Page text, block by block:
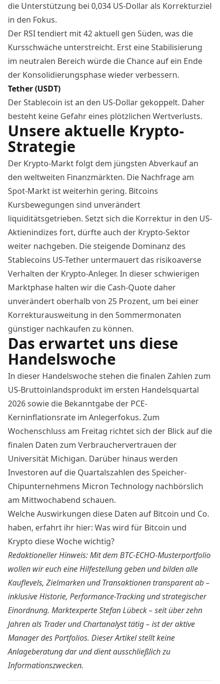
die Unterstützung bei 0,034 US-Dollar als Korrekturziel
in den Fokus.
Der RSI tendiert mit 42 aktuell gen Süden, was die
Kursschwäche unterstreicht. Erst eine Stabilisierung
im neutralen Bereich würde die Chance auf ein Ende
der Konsolidierungsphase wieder verbessern.
Tether (USDT)
DerStablecoin ist an den US-Dollar gekoppelt. Daher
besteht keine Gefahr eines plötzlichen Wertverlusts.
Unsere aktuelle Krypto-
Strategie
Der Krypto-Markt folgt dem jüngsten Abverkauf an
den weltweiten Finanzmärkten. Die Nachfrage am
Spot-Markt ist weiterhin gering. Bitcoins
Kursbewegungen sind unverändert
liquiditätsgetrieben. Setzt sich die Korrektur in den US-
Aktienindizes fort, dürfte auch der Krypto-Sektor
weiter nachgeben. Die steigende Dominanz des
Stablecoins US-Tether untermauert das risikoaverse
Verhalten der Krypto-Anleger. In dieser schwierigen
Marktphase halten wir die Cash-Quote daher
unverändert oberhalb von 25 Prozent, um bei einer
Korrekturausweitung in den Sommermonaten
günstiger nachkaufen zu können.
Das erwartet uns diese
Handelswoche
In dieser Handelswoche stehen die finalen Zahlen zum
US-Bruttoinlandsprodukt im ersten Handelsquartal
2026 sowie die Bekanntgabe der PCE-
Kerninflationsrate im Anlegerfokus. Zum
Wochenschluss am Freitag richtet sich der Blick auf die
finalen Daten zum Verbrauchervertrauen der
Universität Michigan. Darüber hinaus werden
Investoren auf die Quartalszahlen des Speicher-
Chipunternehmens Micron Technology nachbörslich
am Mittwochabend schauen.
Welche Auswirkungen diese Daten auf Bitcoin und Co.
haben, erfahrt ihr hier: Was wird für Bitcoin und
Krypto diese Woche wichtig?
Redaktioneller Hinweis: Mit dem BTC-ECHO-Musterportfolio
wollen wir euch eine Hilfestellung geben und bilden alle
Kauflevels, Zielmarken und Transaktionen transparent ab –
inklusive Historie, Performance-Tracking und strategischer
Einordnung. Marktexperte Stefan Lübeck – seit über zehn
Jahren als Trader und Chartanalyst tätig – ist der aktive
Manager des Portfolios. Dieser Artikel stellt keine
Anlageberatung dar und dient ausschließlich zu
Informationszwecken.